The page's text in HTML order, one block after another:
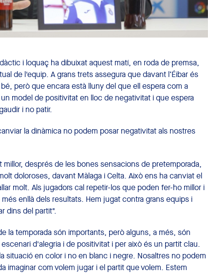
i loquaç ha dibuixat aquest matí, en roda de premsa,
de l'equip. A grans trets assegura que davant l’Éibar és
però que encara està lluny del que ell espera com a
model de positivitat en lloc de negativitat i que espera
i no patir.
la dinàmica no podem posar negativitat als nostres
després de les bones sensacions de pretemporada,
doloroses, davant Màlaga i Celta. Això ens ha canviat el
molt. Als jugadors cal repetir-los que poden fer-ho millor i
enllà dels resultats. Hem jugat contra grans equips i
dins del partit".
la temporada són importants, però alguns, a més, són
d'alegria i de positivitat i per això és un partit clau.
situació en color i no en blanc i negre. Nosaltres no podem
imaginar com volem jugar i el partit que volem. Estem